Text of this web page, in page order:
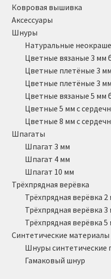
Ковровая вышивка
Аксессуары
Шнуры
Натуральные
Цветные вязаные 3 мм
Цветные плетёные 3
Цветные плетёные 3
Цветные вязаные 5 мм
Цветные 5 мм с
Цветные 8 мм с
Шпагаты
Шпагат 3 мм
Шпагат 4 мм
Шпагат 10 мм
Трёхпрядная верёвка
Трёхпрядная верёвка 2
Трёхпрядная верёвка 3
Трёхпрядная верёвка 5
Синтетические материалы
Шнуры синтетические
Гамаковый шнур